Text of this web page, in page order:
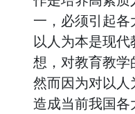
一，必须引起
以人为本是现
想，对教育教学
然而因为对以人
造成当前我国